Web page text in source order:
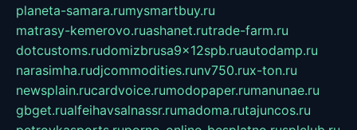
planeta-samara.rumysmartbuy.ru
matrasy-kemerovo.ruashanet.rutrade-farm.ru
dotcustoms.rudomizbrusa9x12spb.ruautodamp.ru
narasimha.rudjcommodities.runv750.rux-ton.ru
newsplain.rucardvoice.rumodopaper.rumanunae.ru
gbget.rualfeihavsalnassr.rumadoma.rutajuncos.ru